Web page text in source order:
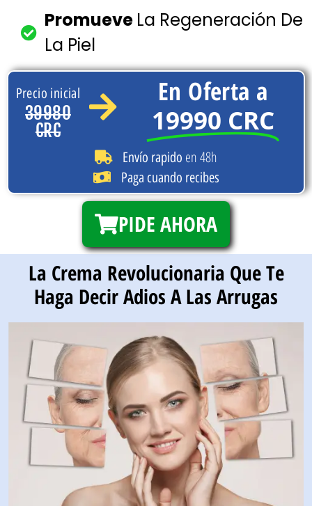
Promueve La Regeneración De
La Piel
Precio inicial
39980
CRC
En Oferta a
19990 CRC
Envío rapido en 48h
Paga cuando recibes
PIDE AHORA
La Crema Revolucionaria Que Te
Haga Decir Adios A Las Arrugas